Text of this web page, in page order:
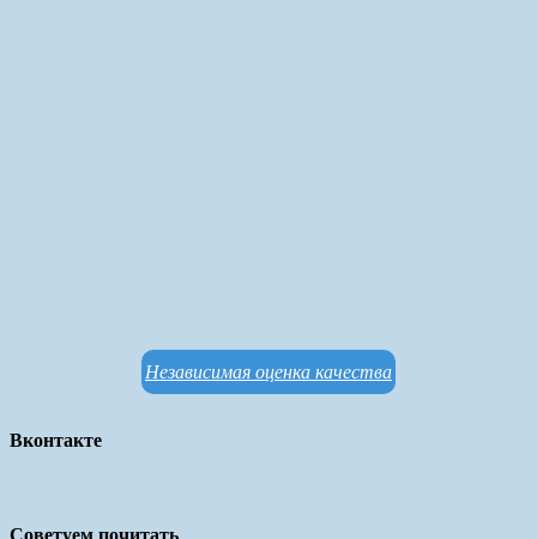
Независимая оценка качества
Вконтакте
Советуем почитать